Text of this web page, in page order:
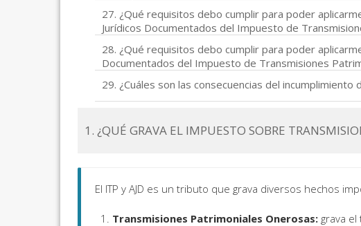
27. ¿Qué requisitos debo cumplir para poder
Jurídicos Documentados del Impuesto de
28. ¿Qué requisitos debo cumplir para poder
Documentados del Impuesto de Transmisiones
29. ¿Cuáles son las consecuencias del
1. ¿QUÉ GRAVA EL IMPUESTO SOBRE
El ITP y AJD es un tributo que grava diversos hechos
Transmisiones Patrimoniales Onerosas: grava